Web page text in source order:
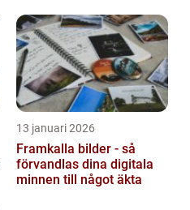
13 januari 2026
Framkalla bilder - så
förvandlas dina digitala
minnen till något äkta